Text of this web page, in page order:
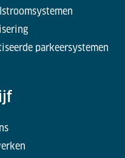
parkeersystemen